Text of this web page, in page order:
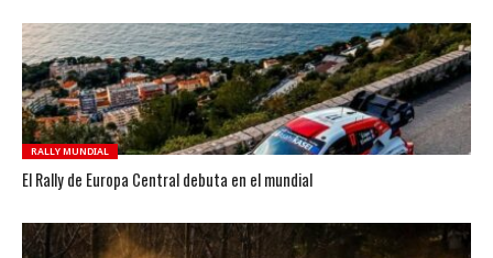
RALLY MUNDIAL
El Rally de Europa Central debuta en el mundial